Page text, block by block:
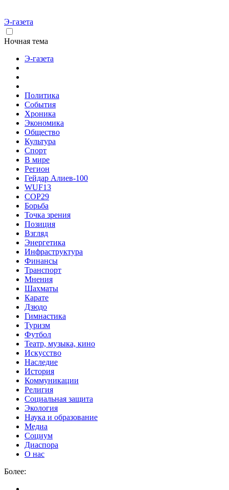
Э-газета
Ночная тема
Э-газета
Политика
События
Хроника
Экономика
Общество
Культура
Спорт
В мире
Регион
Гейдар Алиев-100
WUF13
COP29
Борьба
Точка зрения
Позиция
Взгляд
Энергетика
Инфраструктура
Финансы
Транспорт
Мнения
Шахматы
Карате
Дзюдо
Гимнастика
Туризм
Футбол
Театр, музыка, кино
Искусство
Наследие
История
Коммуникации
Религия
Социальная защита
Экология
Наука и образование
Медиа
Социум
Диаспора
О нас
Более: